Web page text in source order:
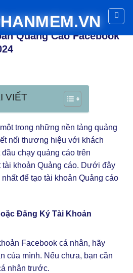
Quảng Cáo Facebook
VIẾT
trong những nền tảng quảng
nối thương hiệu với khách
chạy quảng cáo trên
tài khoản Quảng cáo. Dưới đây
để tạo tài khoản Quảng cáo
Đăng Ký Tài Khoản
Facebook cá nhân, hãy
của mình. Nếu chưa, bạn cần
nhân trước.